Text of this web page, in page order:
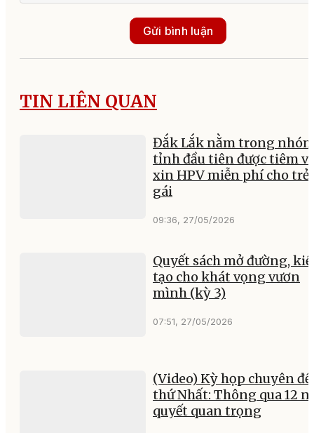
Gửi bình luận
TIN LIÊN QUAN
Đắk Lắk nằm trong
tỉnh đầu tiên được tiêm
xin HPV miễn phí cho trẻ
gái
09:36, 27/05/2026
Quyết sách mở đường,
tạo cho khát vọng vươn
mình (kỳ 3)
07:51, 27/05/2026
(Video) Kỳ họp chuyên
thứ Nhất: Thông qua 12
quyết quan trọng